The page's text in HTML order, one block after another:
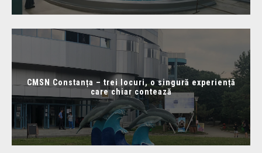
CMSN Constanța – trei locuri, o singură experiență
care chiar contează